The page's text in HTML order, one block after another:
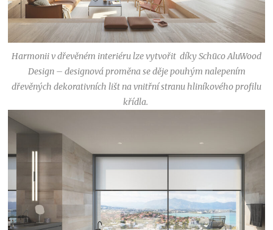
Harmonii v dřevěném interiéru lze vytvořit díky Schüco AluWood
Design – designová proměna se děje pouhým nalepením
dřevěných dekorativních lišt na vnitřní stranu hliníkového profilu
křídla.